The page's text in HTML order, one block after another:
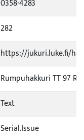
0358-4283
282
https://jukuri.luke.fi/
Rumpuhakkuri TT 97 R.
Text
Serial.Issue